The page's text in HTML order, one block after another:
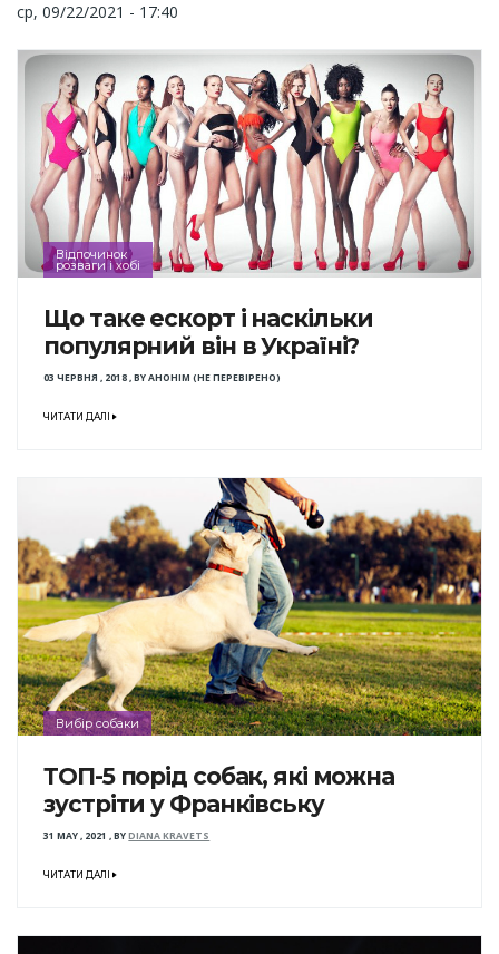
ср, 09/22/2021 - 17:40
Відпочинок
розваги і хобі
Що таке ескорт і наскільки
популярний він в Україні?
03 ЧЕРВНЯ , 2018,BYАНОНІМ (НЕ ПЕРЕВІРЕНО)
ЧИТАТИ ДАЛІ
Вибір собаки
ТОП-5 порід собак, які можна
зустріти у Франківську
31 MAY , 2021 ,BYDIANA KRAVETS
ЧИТАТИ ДАЛІ